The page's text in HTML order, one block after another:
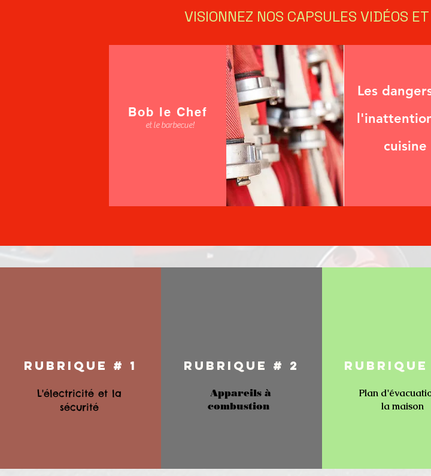
VISIONNEZ NOS CAPSULES VIDÉOS
Bob le Chef
et le barbecue!
Les
cuisine
RUBRIQUE # 1
L'électricité et la
sécurité
RUBRIQUE # 2
Appareils à
combustion
Plan
la maison